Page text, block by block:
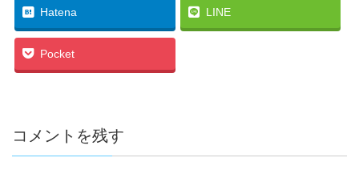
Hatena LINE
Pocket
コメントを残す